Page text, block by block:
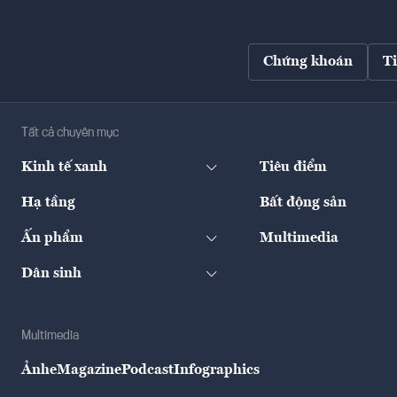
Chứng khoán
Tất cả chuyên mục
Kinh tế xanh Tiêu điểm
Hạ tầng Bất động sản
Ấn phẩm Multimedia
Dân sinh
Multimedia
ẢnheMagazinePodcastInfographics